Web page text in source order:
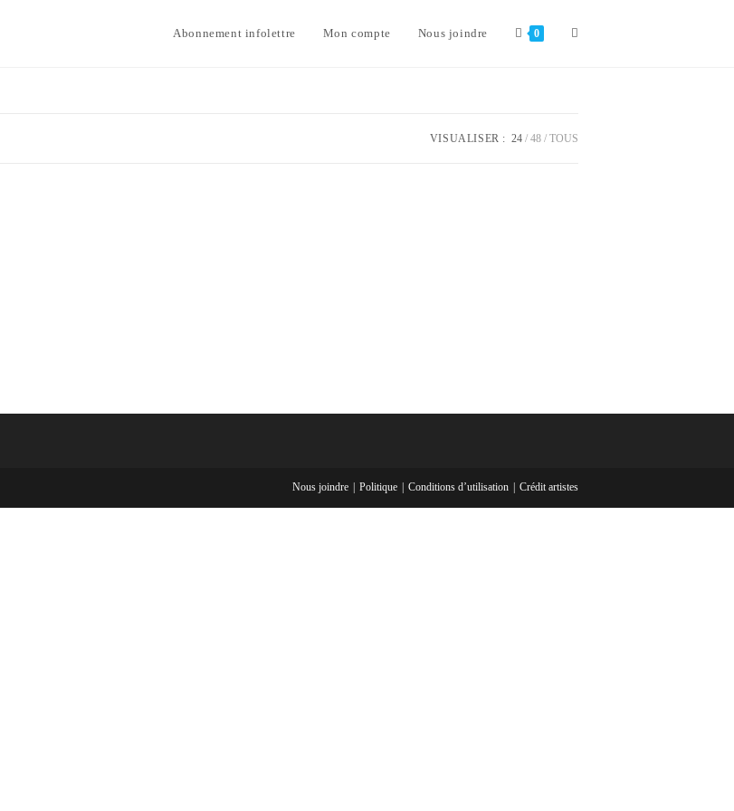
Abonnement infolettre Mon compte Nous joindre 0 Toggle
VISUALISER : 24 48 TOUS
Nous joindre Politique Conditions d’utilisation Crédit artistes